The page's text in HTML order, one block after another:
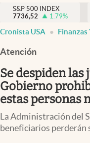
DÓLAR
Inmigración
Espiritual
Streaming
PC y mobile
S&P 500 INDEX
7736,52
1.79%
Cronista USA Finanzas
Atención
Se despiden
Gobierno
estas personas
La Administración del
beneficiarios perderán